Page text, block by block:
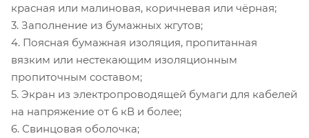
красная или малиновая, коричневая или чёрная;
3. Заполнение из бумажных жгутов;
4. Поясная бумажная изоляция, пропитанная
вязким или нестекающим изоляционным
пропиточным составом;
5. Экран из электропроводящей бумаги для кабелей
на напряжение от 6 кВ и более;
6. Свинцовая оболочка;